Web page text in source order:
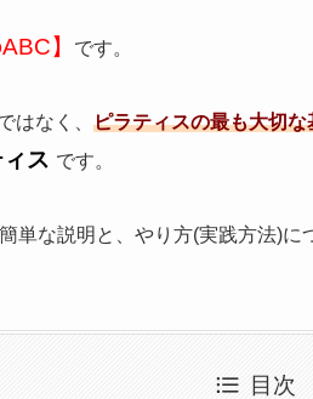
】 です。
はなく、 ピラティスの最も大切
ス です。
単な説明と、やり方(実践方法)に
目次